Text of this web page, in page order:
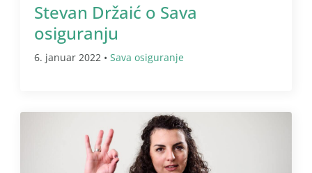
Stevan Držaić o Sava
osiguranju
6. januar 2022 • Sava osiguranje